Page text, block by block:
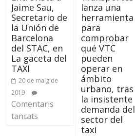
Jaime Sau,
Secretario de
la Unión de
Barcelona
del STAC, en
La gaceta del
TAXI
20 de maig de
2019
Comentaris
tancats
lanza una
herramienta
para
comprobar
qué VTC
pueden
operar en
ámbito
urbano, tras
la insistente
demanda del
sector del
taxi